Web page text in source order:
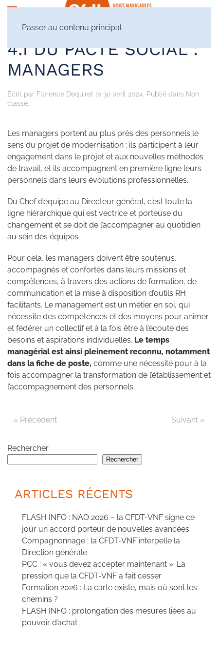
Passer au contenu principal
4.1 DU PACTE SOCIAL :
MANAGERS
Écrit par Florence Dequiret le 30 avril 2024. Publié dans Non
classé.
Les managers portent au plus près des personnels le
sens du projet de modernisation : ils participent à leur
engagement dans le projet et aux nouvelles méthodes
de travail, et ils accompagnent en première ligne leurs
personnels dans leurs évolutions professionnelles.
Du Chef d’équipe au Directeur général, c’est toute la
ligne hiérarchique qui est vectrice et porteuse du
changement et se doit de l’accompagner au quotidien
au sein des équipes.
Pour cela, les managers doivent être soutenus,
accompagnés et confortés dans leurs missions et
compétences, à travers des actions de formation, de
communication et la mise à disposition d’outils RH
facilitants. Le management est un métier en soi, qui
nécessite des compétences et des moyens pour animer
et fédérer un collectif et à la fois être à l’écoute des
besoins et aspirations individuelles. Le temps
managérial est ainsi pleinement reconnu, notamment
dans la fiche de poste, comme une nécessité pour à la
fois accompagner la transformation de l’établissement et
l’accompagnement des personnels.
« Précédent Suivant »
Rechercher
Rechercher
ARTICLES RÉCENTS
FLASH INFO : NAO 2026 – la CFDT-VNF signe ce
jour un accord porteur de nouvelles avancées
Compagnonnage : la CFDT-VNF interpelle la
Direction générale
PCC : « vous devez accepter maintenant ». La
pression que la CFDT-VNF a fait cesser
Formation 2026 : La carte existe, mais où sont les
chemins ?
FLASH INFO : prolongation des mesures liées au
pouvoir d’achat